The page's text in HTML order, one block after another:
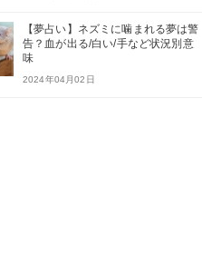
【夢占い】ネズミに噛まれる夢は警
告？血が出る/白い/手など状況別意
味
2024年04月02日